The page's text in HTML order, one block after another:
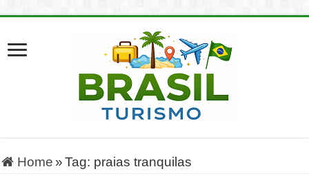
Home » Tag: praias tranquilas